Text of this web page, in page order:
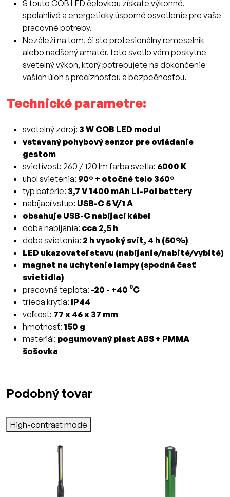
S touto COB LED čelovkou získate výkonné,
spoľahlivé a energeticky úsporné osvetlenie pre vaše
pracovné potreby.
Nezáleží na tom, či ste profesionálny remeselník
alebo nadšený amatér, toto svetlo vám poskytne
svetelný výkon, ktorý potrebujete na dokončenie
vašich úloh s precíznosťou a bezpečnosťou.
Technické parametre:
svetelný zdroj: 3 W COB LED modul
vstavaný pohybový senzor pre ovládanie
gestom
svietivosť: 260 / 120 lm farba svetla: 6000 K
uhol svietenia: 90º + otočné telo 360º
typ batérie: 3,7 V 1400 mAh Li-Pol battery
nabíjací vstup: USB-C 5 V/1 A
obsahuje USB-C nabíjací kábel
doba nabíjania: cca 2,5 h
doba svietenia: 2 h vysoký svit, 4 h (50%)
LED ukazovateľ stavu (nabíjanie/nabité/vybité)
magnet na uchytenie lampy (spodná časť
svietidla)
pracovná teplota: -20 - +40 ⁰C
trieda krytia: IP44
veľkosť: 77 x 46 x 37 mm
hmotnosť: 150 g
materiál: pogumovaný plast ABS + PMMA
šošovka
Podobný tovar
High-contrast mode